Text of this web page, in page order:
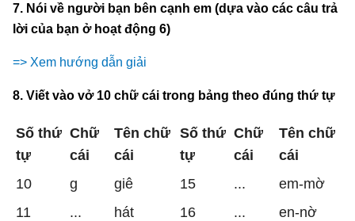
7. Nói về người bạn bên cạnh em (dựa vào các câu trả
lời của bạn ở hoạt động 6)
=> Xem hướng dẫn giải
8. Viết vào vở 10 chữ cái trong bảng theo đúng thứ tự
Số thứ
tự
Chữ
cái
Tên chữ
cái
Số thứ
tự
Chữ
cái
Tên chữ
cái
10
g giê 15 ...
em-mờ
11
... hát 16 ...
en-nờ